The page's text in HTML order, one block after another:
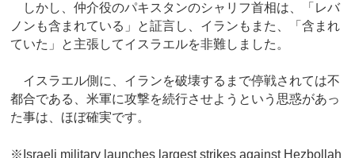
しかし、仲介役のパキスタンのシャリフ首相は、「レバ
ノンも含まれている」と証言し、イランもまた、「含まれ
ていた」と主張してイスラエルを非難しました。
イスラエル側に、イランを破壊するまで停戦されては不
都合である、米軍に攻撃を続行させようという思惑があっ
た事は、ほぼ確実です。
※Israeli military launches largest strikes against Hezbollah